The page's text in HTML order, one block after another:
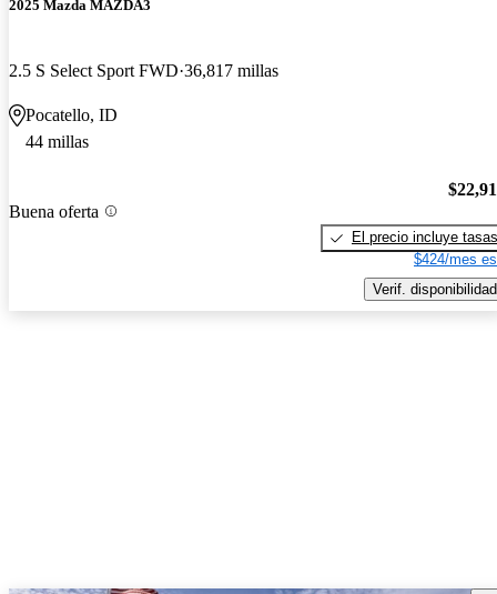
2025 Mazda MAZDA3
2.5 S Select Sport FWD 36,817 millas
Pocatello, ID
44 millas
Buena oferta
El precio incluye tasas
$424/mes
Verif. disponibilidad